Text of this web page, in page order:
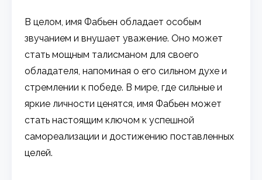
В целом, имя Фабьен обладает особым
звучанием и внушает уважение. Оно может
стать мощным талисманом для своего
обладателя, напоминая о его сильном духе и
стремлении к победе. В мире, где сильные и
яркие личности ценятся, имя Фабьен может
стать настоящим ключом к успешной
самореализации и достижению поставленных
целей.